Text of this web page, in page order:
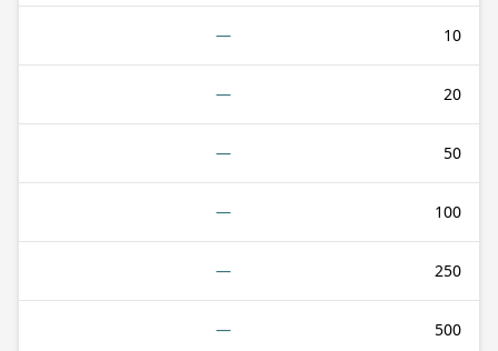
10
—
20
—
50
—
100
—
250
—
500
—